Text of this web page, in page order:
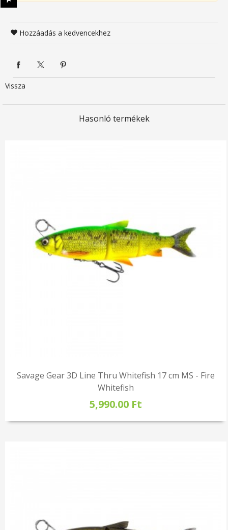
Hozzáadás a kedvencekhez
Vissza
Hasonló termékek
Savage Gear 3D Line Thru Whitefish 17 cm MS - Fire
Whitefish
5,990.00 Ft